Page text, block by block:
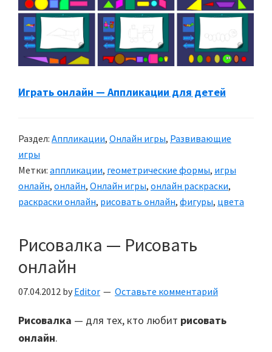
Играть онлайн — Аппликации для детей
Раздел: Аппликации, Онлайн игры, Развивающие
игры
Метки: аппликации, геометрические формы, игры
онлайн, онлайн, Онлайн игры, онлайн раскраски,
раскраски онлайн, рисовать онлайн, фигуры, цвета
Рисовалка — Рисовать
онлайн
07.04.2012 by Editor Оставьте комментарий
Рисовалка — для тех, кто любит рисовать
онлайн.